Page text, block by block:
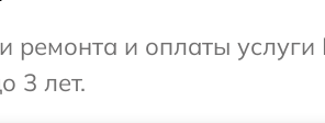
ремонта и оплаты
3 лет.